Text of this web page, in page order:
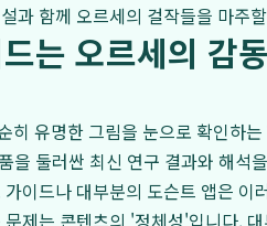
과 함께 오르세의 걸작들을 마주
는 오르세의 감
히 유명한 그림을 눈으로 확인하
을 둘러싼 최신 연구 결과와 해석
이드나 대부분의 도슨트 앱은 이
제는 콘텐츠의 '정체성'입니다.